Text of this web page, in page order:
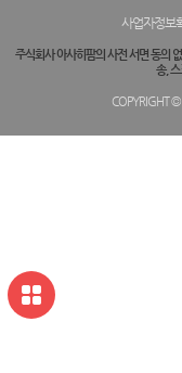
사업자정보
주식회사 아사히팜의 사전 서면 동의
송,
COPYRIGHT ©